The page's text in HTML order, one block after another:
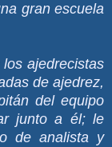
gran escuela
ajedrecistas
de ajedrez,
del equipo
junto a él; le
de analista y